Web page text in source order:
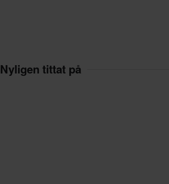
Nyligen tittat på